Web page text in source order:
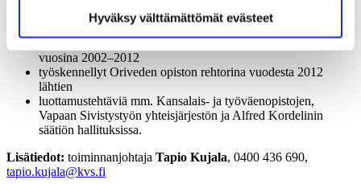
Hyväksy välttämättömät evästeet
syntynyt vuonna 1952 Kiuruvedellä
koulutukseltaan kasvatustieteiden maisteri
työskennellyt Vantaan aikuisopiston johtavana rehtorina
vuosina 2002–2012
työskennellyt Oriveden opiston rehtorina vuodesta 2012
lähtien
luottamustehtäviä mm. Kansalais- ja työväenopistojen,
Vapaan Sivistystyön yhteisjärjestön ja Alfred Kordelinin
säätiön hallituksissa.
Lisätiedot: toiminnanjohtaja Tapio Kujala, 0400 436 690,
tapio.kujala@kvs.fi